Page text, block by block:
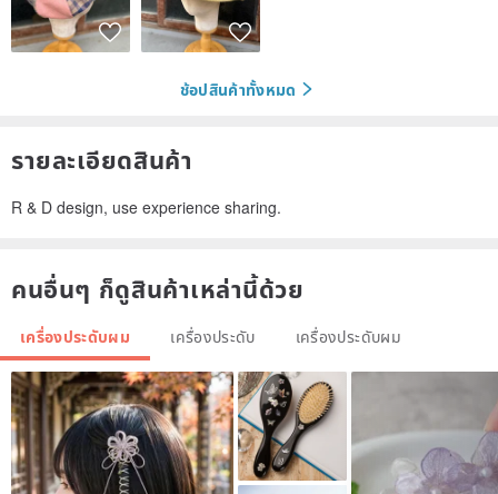
ช้อปสินค้าทั้งหมด
รายละเอียดสินค้า
R & D design, use experience sharing.
คนอื่นๆ ก็ดูสินค้าเหล่านี้ด้วย
เครื่องประดับผม เครื่องประดับ เครื่องประดับผม